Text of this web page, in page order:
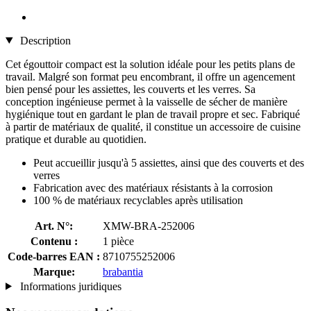
Description
Cet égouttoir compact est la solution idéale pour les petits plans de
travail. Malgré son format peu encombrant, il offre un agencement
bien pensé pour les assiettes, les couverts et les verres. Sa
conception ingénieuse permet à la vaisselle de sécher de manière
hygiénique tout en gardant le plan de travail propre et sec. Fabriqué
à partir de matériaux de qualité, il constitue un accessoire de cuisine
pratique et durable au quotidien.
Peut accueillir jusqu'à 5 assiettes, ainsi que des couverts et des
verres
Fabrication avec des matériaux résistants à la corrosion
100 % de matériaux recyclables après utilisation
Art. N°:
XMW-BRA-252006
Contenu :
1 pièce
Code-barres EAN : 8710755252006
Marque:
brabantia
Informations juridiques